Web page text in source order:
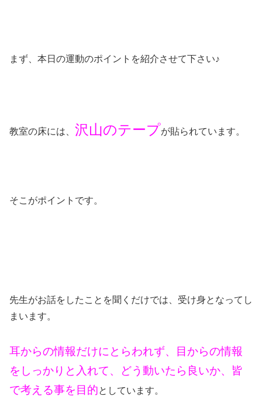
まず、本日の運動のポイントを紹介させて下さい♪
教室の床には、 沢山のテープが貼られています。
そこがポイントです。
先生がお話をしたことを聞くだけでは、受け身となってし
まいます。
耳からの情報だけにとらわれず、目からの情報
をしっかりと入れて、どう動いたら良いか、皆
で考える事を目的としています。